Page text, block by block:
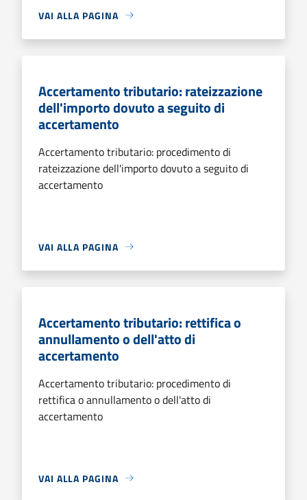
VAI ALLA PAGINA
Accertamento tributario: rateizzazione
dell'importo dovuto a seguito di
accertamento
Accertamento tributario: procedimento di
rateizzazione dell'importo dovuto a seguito di
accertamento
VAI ALLA PAGINA
Accertamento tributario: rettifica o
annullamento o dell'atto di
accertamento
Accertamento tributario: procedimento di
rettifica o annullamento o dell'atto di
accertamento
VAI ALLA PAGINA